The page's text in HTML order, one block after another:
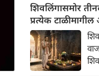
शिवलिंगासमोर
प्रत्येक